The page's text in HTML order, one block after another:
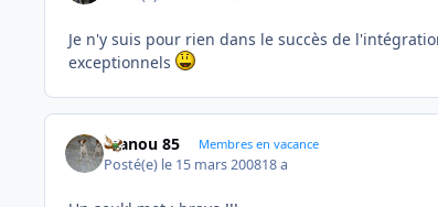
Je n'y suis pour rien dans le succès de
exceptionnels
manou 85 Membres en vacance
Posté(e) le 15 mars 200818 a